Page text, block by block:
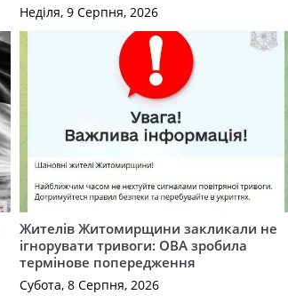
Неділя, 9 Серпня, 2026
Жителів Житомирщини закликали не
ігнорувати тривоги: ОВА зробила
термінове попередження
Субота, 8 Серпня, 2026